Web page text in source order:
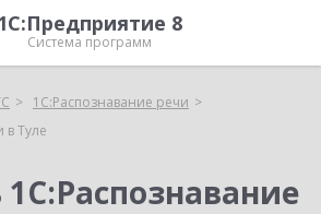
8
Система программ
1С:Распознавание речи
в Туле
1С:Распознавание